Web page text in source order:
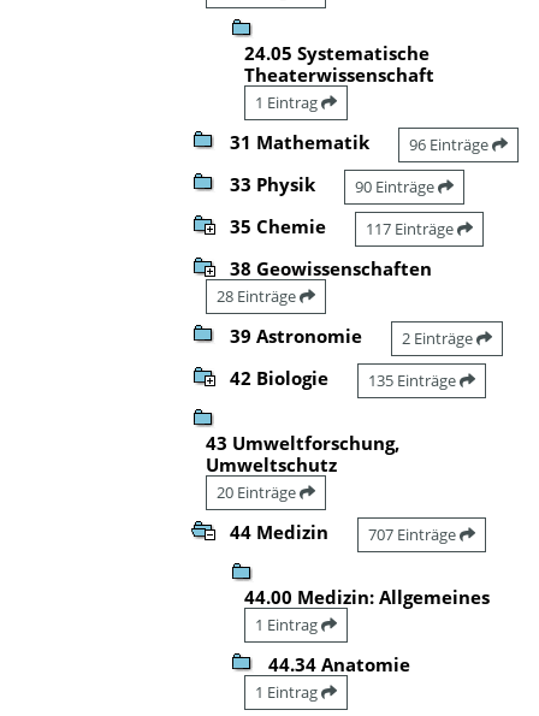
24.05 Systematische
Theaterwissenschaft
1 Eintrag
31 Mathematik 96 Einträge
33 Physik 90 Einträge
35 Chemie 117 Einträge
38 Geowissenschaften
28 Einträge
39 Astronomie 2 Einträge
42 Biologie 135 Einträge
43 Umweltforschung,
Umweltschutz
20 Einträge
44 Medizin 707 Einträge
44.00 Medizin: Allgemeines
1 Eintrag
44.34 Anatomie
1 Eintrag